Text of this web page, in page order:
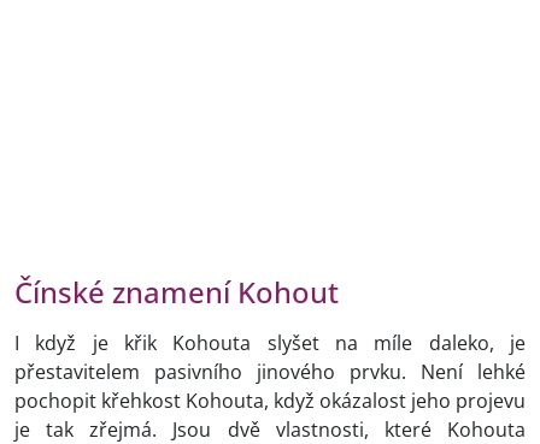
Čínské znamení Kohout
I když je křik Kohouta slyšet na míle daleko, je
přestavitelem pasivního jinového prvku. Není lehké
pochopit křehkost Kohouta, když okázalost jeho projevu
je tak zřejmá. Jsou dvě vlastnosti, které Kohouta